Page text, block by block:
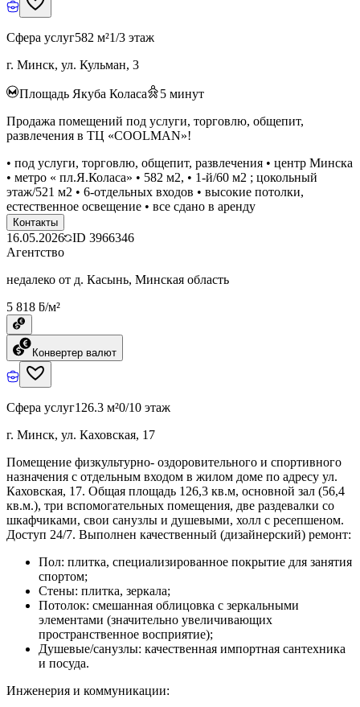
Сфера услуг582 м²1/3 этаж
г. Минск, ул. Кульман, 3
Площадь Якуба Коласа 5 минут
Продажа помещений под услуги, торговлю, общепит,
развлечения в ТЦ «COOLMAN»!
• под услуги, торговлю, общепит, развлечения • центр Минска
• метро « пл.Я.Коласа» • 582 м2, • 1-й/60 м2 ; цокольный
этаж/521 м2 • 6-отдельных входов • высокие потолки,
естественное освещение • все сдано в аренду
Контакты
16.05.2026 ID 3966346
Агентство
недалеко от д. Касынь, Минская область
5 818 ƃ/м²
Конвертер валют
Сфера услуг126.3 м²0/10 этаж
г. Минск, ул. Каховская, 17
Помещение физкультурно- оздоровительного и спортивного
назначения с отдельным входом в жилом доме по адресу ул.
Каховская, 17. Общая площадь 126,3 кв.м, основной зал (56,4
кв.м.), три вспомогательных помещения, две раздевалки со
шкафчиками, свои санузлы и душевыми, холл с ресепшеном.
Доступ 24/7. Выполнен качественный (дизайнерский) ремонт:
Пол: плитка, специализированное покрытие для занятия
спортом;
Стены: плитка, зеркала;
Потолок: смешанная облицовка с зеркальными
элементами (значительно увеличивающих
пространственное восприятие);
Душевые/санузлы: качественная импортная сантехника
и посуда.
Инженерия и коммуникации: